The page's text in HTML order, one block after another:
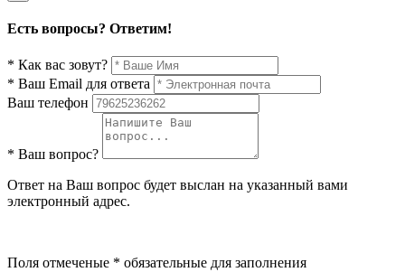
Есть вопросы? Ответим!
* Как вас зовут?
* Ваш Email для ответа
Ваш телефон
* Ваш вопрос?
Ответ на Ваш вопрос будет выслан на указанный вами
электронный адрес.
Поля отмеченые * обязательные для заполнения